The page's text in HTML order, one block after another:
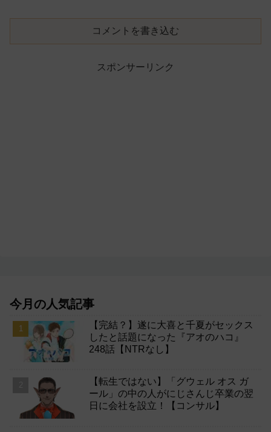
コメントを書き込む
スポンサーリンク
今月の人気記事
【完結？】遂に大喜と千夏がセックス
したと話題になった『アオのハコ』
248話【NTRなし】
【転生ではない】「グウェル オス ガ
ール」の中の人がにじさんじ卒業の翌
日に会社を設立！【コンサル】